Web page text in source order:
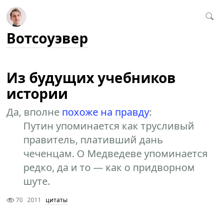
Вотсоуэвер
Из будущих учебников
истории
Да, вполне похоже на правду:
Путин упоминается как трусливый
правитель, плативший дань
чеченцам. О Медведеве упоминается
редко, да и то — как о придворном
шуте.
70 2011 цитаты